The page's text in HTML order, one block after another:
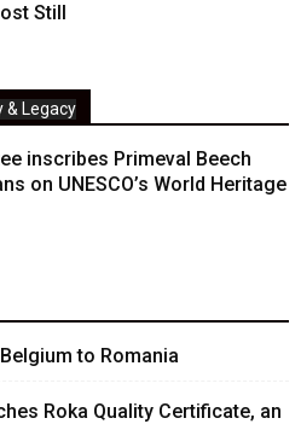
Still
& Legacy
inscribes Primeval Beech
on UNESCO’s World Heritage
to Romania
Roka Quality Certificate, an